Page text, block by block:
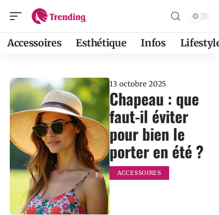
Accessoires Esthétique Infos
13 octobre 2025
Chapeau : que
faut-il éviter
pour bien le
porter en été ?
ACCESSOIRES